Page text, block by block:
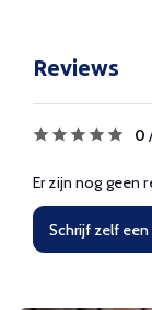
Reviews
0
Er zijn nog geen
Schrijf zelf